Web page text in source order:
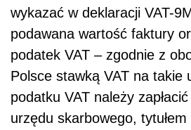
wykazać w deklaracji VAT-
podawana wartość faktury
podatek VAT – zgodnie z
Polsce stawką VAT na takie
podatku VAT należy
urzędu skarbowego,